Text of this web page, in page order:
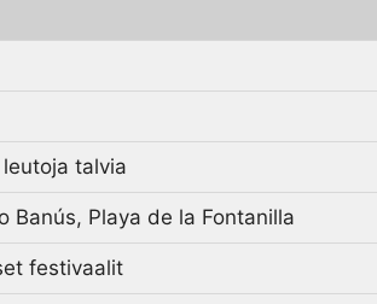
talvia
Banús, Playa de la Fontanilla
festivaalit